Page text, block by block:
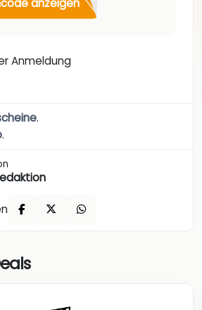
anzeigen
Anmeldung
.
.